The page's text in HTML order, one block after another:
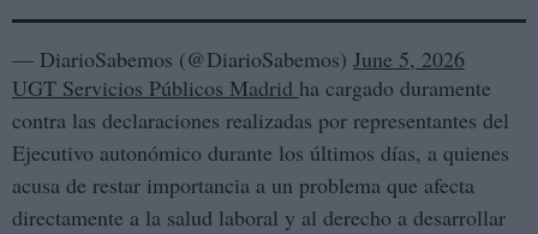
— DiarioSabemos (@DiarioSabemos) June 5, 2026
UGT Servicios Públicos Madrid ha cargado duramente
contra las declaraciones realizadas por representantes del
Ejecutivo autonómico durante los últimos días, a quienes
acusa de restar importancia a un problema que afecta
directamente a la salud laboral y al derecho a desarrollar